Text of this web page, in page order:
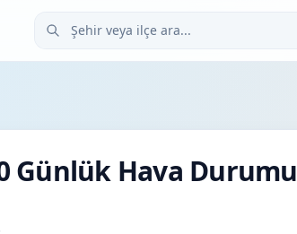
Şehir veya ilçe ara
Günlük Hava Durumu